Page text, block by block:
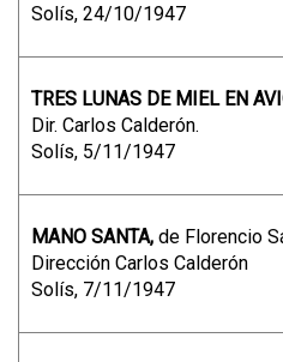
Solís, 24/10/1947
TRES LUNAS DE MIEL EN
Dir. Carlos Calderón.
Solís, 5/11/1947
MANO SANTA, de Florencio
Dirección Carlos Calderón
Solís, 7/11/1947